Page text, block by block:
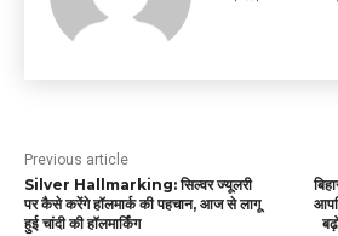
Previous article
Silver Hallmarking: सिल्वर ज्यूलरी
पर कैसे करेंगे हॉलमार्क की पहचान, आज से लागू
हुई चांदी की हॉलमार्किंग